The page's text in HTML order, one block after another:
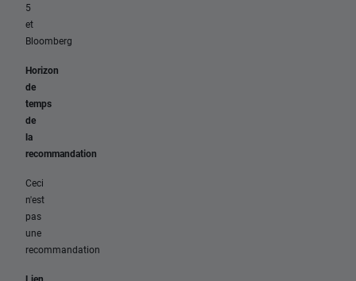
5
et
Bloomberg
Horizon
de
temps
de
la
recommandation
Ceci
n'est
pas
une
recommandation